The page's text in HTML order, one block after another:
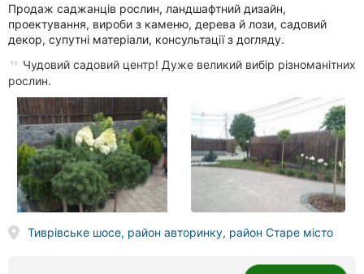
Продаж саджанців рослин, ландшафтний дизайн,
проектування, вироби з каменю, дерева й лози, садовий
декор, супутні матеріали, консультації з догляду.
Чудовий садовий центр! Дуже великий вибір різноманітних
рослин.
Тиврівське шосе, район авторинку, район Старе місто